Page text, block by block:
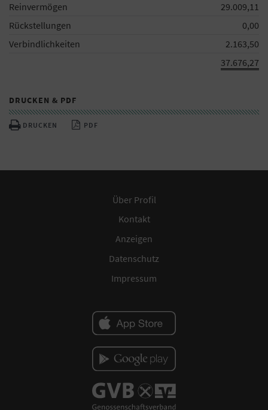
Reinvermögen
29.009,11
Rückstellungen
0,00
Verbindlichkeiten
2.163,50
37.676,27
DRUCKEN & PDF
DRUCKEN PDF
Über Profil
Kontakt
Anzeigen
Datenschutz
Impressum